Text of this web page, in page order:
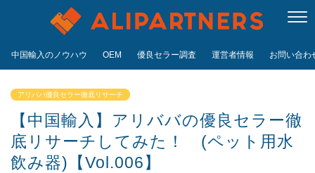
中国輸入のノウハウ OEM 優良セラー調査 運営者情報 お問い合
アリババ優良セラー徹底リサーチ
【中国輸入】アリババの優良セラー徹
底リサーチしてみた！ (ペット用水
飲み器)【Vol.006】